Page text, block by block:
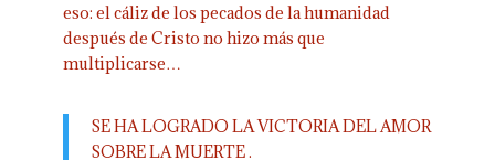
eso: el cáliz de los pecados de la humanidad
después de Cristo no hizo más que
multiplicarse…
SE HA LOGRADO LA VICTORIA DEL AMOR
SOBRE LA MUERTE .